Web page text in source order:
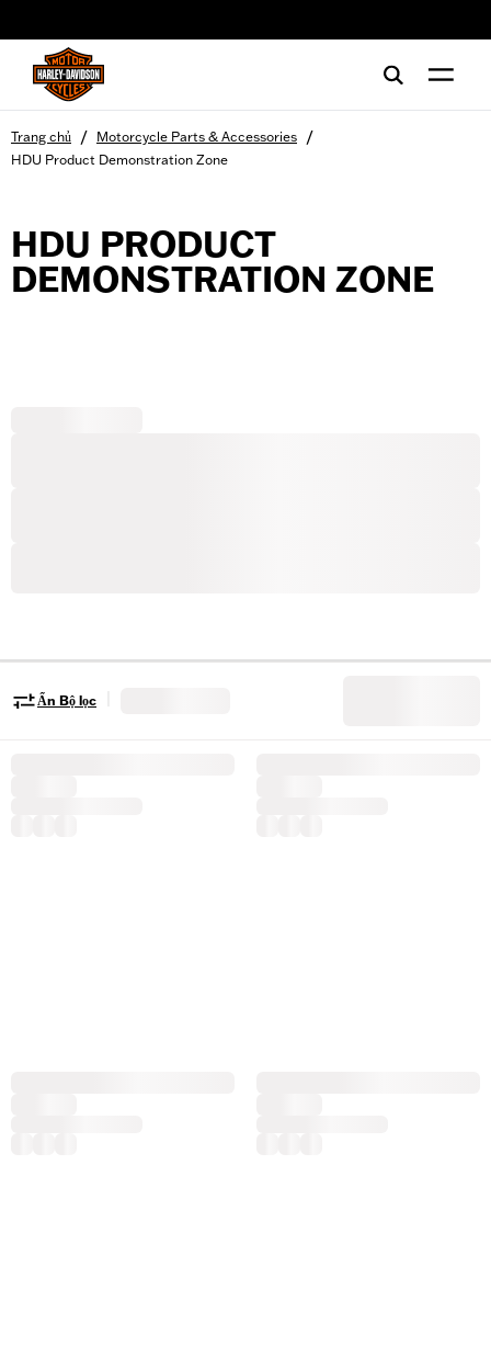
Trang chủ / Motorcycle Parts & Accessories /
HDU Product Demonstration Zone
HDU PRODUCT
DEMONSTRATION ZONE
Ẩn Bộ lọc